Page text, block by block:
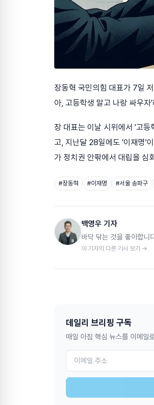
장동혁 국민의힘 대표가 7일
아, 고등학생 말고 나랑 싸우
장 대표는 이날 시위에서 '고
고, 지난달 28일에도 '이재명'
가 정치권 안팎에서 대립을 심
#장동혁 #이재명 #서울 송파구
백영우 기자
바닥 닦는 것을 좋아합니
이 기자의 다른 기사 보기 →
데일리 브리핑 구독
매일 아침 핵심 뉴스를 이메일